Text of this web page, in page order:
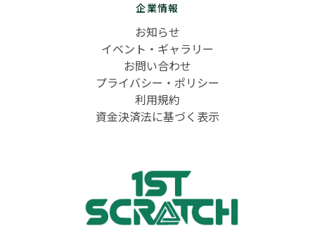
企業情報
お知らせ
イベント・ギャラリー
お問い合わせ
プライバシー・ポリシー
利用規約
資金決済法に基づく表示